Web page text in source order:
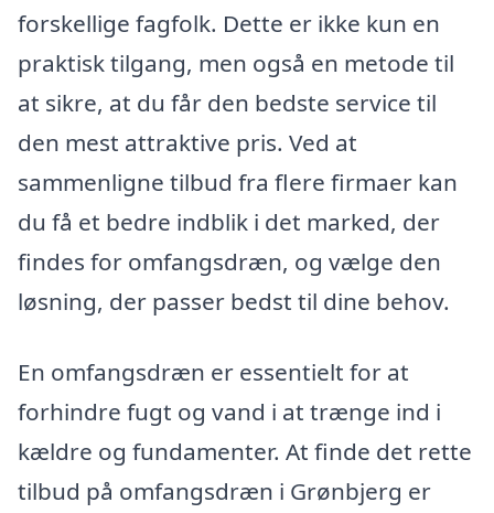
forskellige fagfolk. Dette er ikke kun en
praktisk tilgang, men også en metode til
at sikre, at du får den bedste service til
den mest attraktive pris. Ved at
sammenligne tilbud fra flere firmaer kan
du få et bedre indblik i det marked, der
findes for omfangsdræn, og vælge den
løsning, der passer bedst til dine behov.
En omfangsdræn er essentielt for at
forhindre fugt og vand i at trænge ind i
kældre og fundamenter. At finde det rette
tilbud på omfangsdræn i Grønbjerg er